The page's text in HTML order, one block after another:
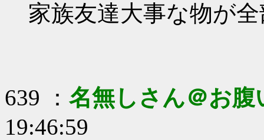
家族友達大事な物が
639 ： 名無しさん＠お腹
19:46:59